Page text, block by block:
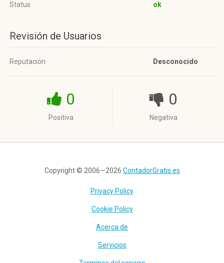
Status ok
Revisión de Usuarios
Reputación Desconocido
0
Positiva
0
Negativa
Copyright © 2006—2026 ContadorGratis.es
Privacy Policy
Cookie Policy
Acerca de
Servicios